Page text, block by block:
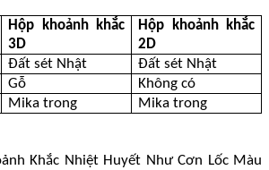
Hộp khoảnh khắc
3D
Hộp khoảnh khắc
2D
Đất sét Nhật
Đất sét Nhật
Gỗ
Không có
Mika trong Mika trong
Khắc Nhiệt Huyết Như Cơn Lốc Màu